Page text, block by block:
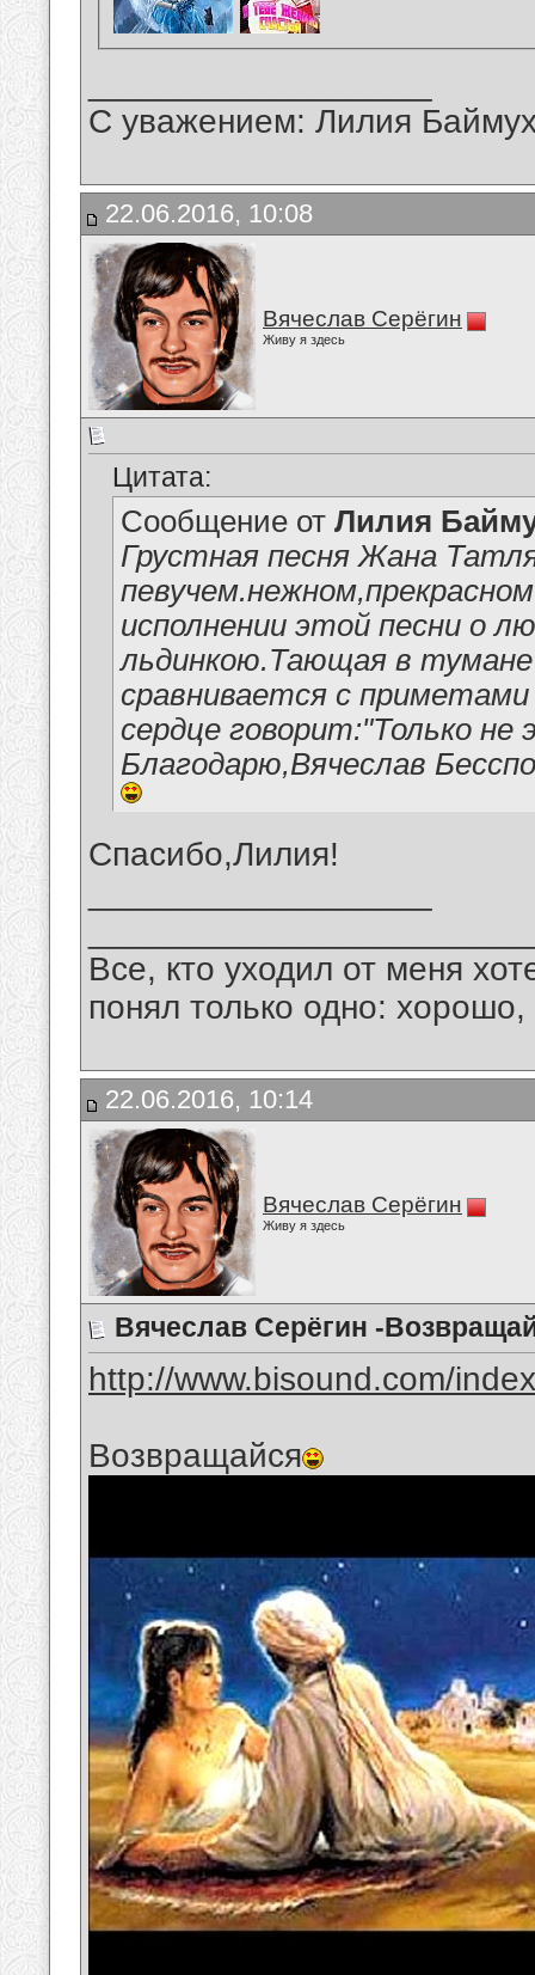
С уважением: Лилия
22.06.2016, 10:08
Вячеслав Серёгин
Живу я здесь
Цитата:
Сообщение от Лилия
Грустная песня Жана
исполнении этой песни о
льдинкою.Тающая в
сравнивается с
сердце говорит:"Только не
Благодарю,Вячеслав
Спасибо,Лилия!
Все, кто уходил от меня
понял только одно:
22.06.2016, 10:14
Вячеслав Серёгин
Живу я здесь
Вячеслав Серёгин -
http://www.bisound.com/
Возвращайся